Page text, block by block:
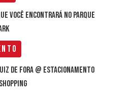
você encontrará no parque
de Fora @ estacionamento